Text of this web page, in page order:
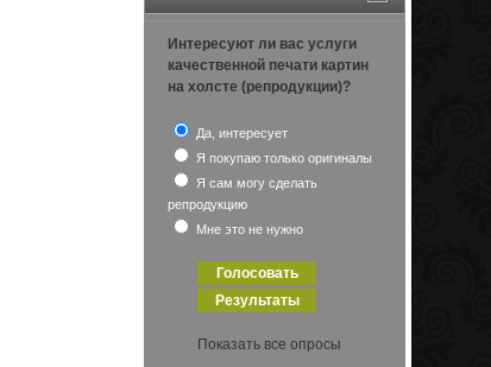
Интересуют ли вас услуги
качественной печати картин
на холсте (репродукции)?
Да, интересует
Я покупаю только оригиналы
Я сам могу сделать
репродукцию
Мне это не нужно
Показать все опросы